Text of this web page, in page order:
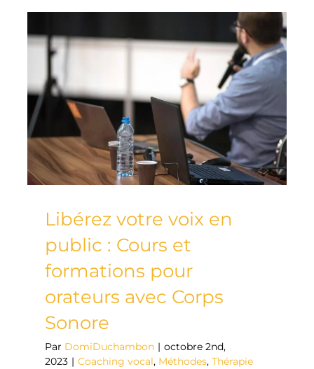
Libérez votre voix en
public : Cours et
formations pour
orateurs avec Corps
Sonore
Par DomiDuchambon | octobre 2nd,
2023 | Coaching vocal, Méthodes, Thérapie